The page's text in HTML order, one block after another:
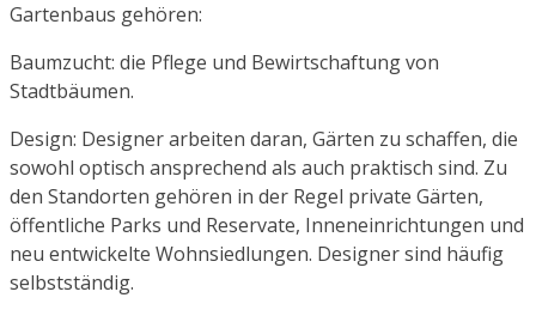
Gartenbaus gehören:
Baumzucht: die Pflege und Bewirtschaftung von
Stadtbäumen.
Design: Designer arbeiten daran, Gärten zu schaffen, die
sowohl optisch ansprechend als auch praktisch sind. Zu
den Standorten gehören in der Regel private Gärten,
öffentliche Parks und Reservate, Inneneinrichtungen und
neu entwickelte Wohnsiedlungen. Designer sind häufig
selbstständig.